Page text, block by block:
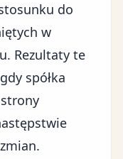
do
w
Rezultaty te
spółka